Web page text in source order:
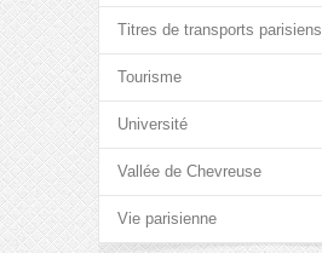
Titres de transports parisiens
Tourisme
Université
Vallée de Chevreuse
Vie parisienne